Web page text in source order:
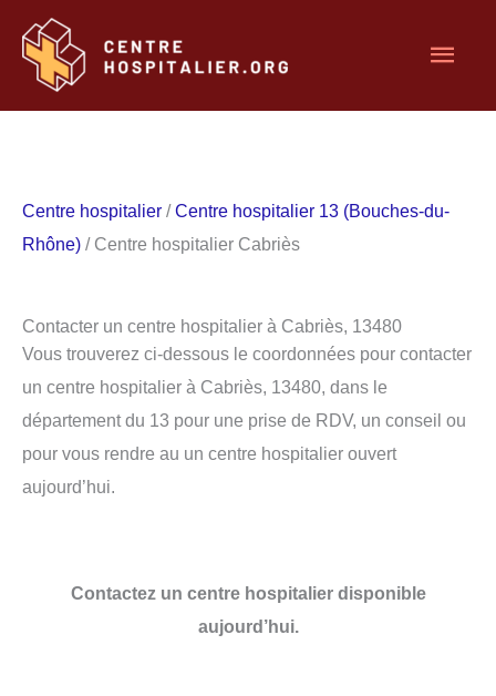
contenu
Centre hospitalier /Centre hospitalier 13 (Bouches-du-
Rhône) / Centre hospitalier Cabriès
Contacter un centre hospitalier à Cabriès, 13480
Vous trouverez ci-dessous le coordonnées pour contacter
un centre hospitalier à Cabriès, 13480, dans le
département du 13 pour une prise de RDV, un conseil ou
pour vous rendre au un centre hospitalier ouvert
aujourd’hui.
Contactez un centre hospitalier disponible
aujourd’hui.